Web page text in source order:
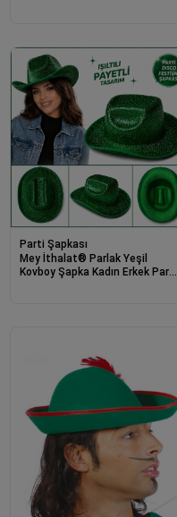
Parti Şapkası
Mey İthalat® Parlak Yeşil
Kovboy Şapka Kadın Erkek Parti